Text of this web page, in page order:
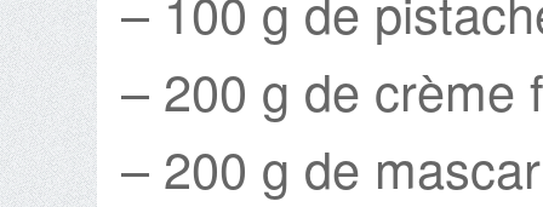
– 200 g de crème
– 200 g de